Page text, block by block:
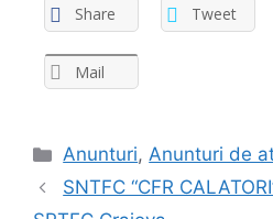
Share Tweet
Mail
Categories
Anunturi,Anunturi de
SNTFC “CFR